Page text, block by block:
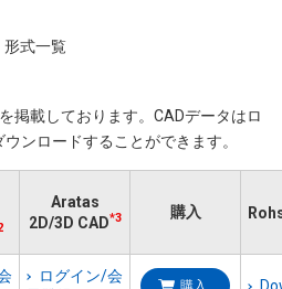
形式一覧
掲載しております。​CADデータはロ
ンロードすることができます。
Aratas
2D/3D CAD*3 購入
ログイン/会
購入